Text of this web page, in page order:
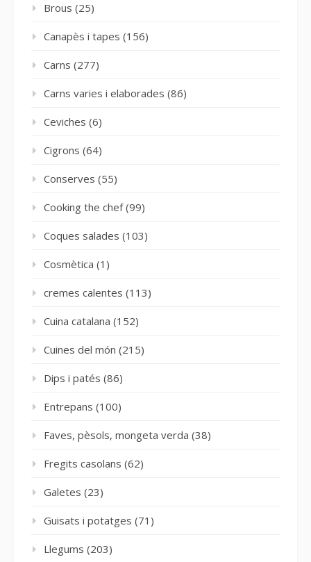
Brous (25)
Canapès i tapes (156)
Carns (277)
Carns varies i elaborades (86)
Ceviches (6)
Cigrons (64)
Conserves (55)
Cooking the chef(99)
Coques salades (103)
Cosmètica (1)
cremes calentes (113)
Cuina catalana (152)
Cuines del món (215)
Dips i patés (86)
Entrepans (100)
Faves, pèsols, mongeta verda (38)
Fregits casolans (62)
Galetes (23)
Guisats i potatges (71)
Llegums (203)